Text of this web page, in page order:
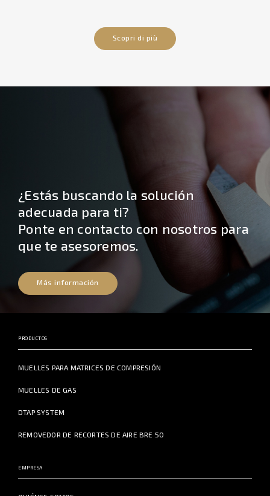
Scopri di più
¿Estás buscando la solución
adecuada para ti?
Ponte en contacto con nosotros para
que te asesoremos.
Más información
PRODUCTOS
MUELLES PARA MATRICES DE COMPRESIÓN
MUELLES DE GAS
DTAP SYSTEM
REMOVEDOR DE RECORTES DE AIRE BRE 50
EMPRESA